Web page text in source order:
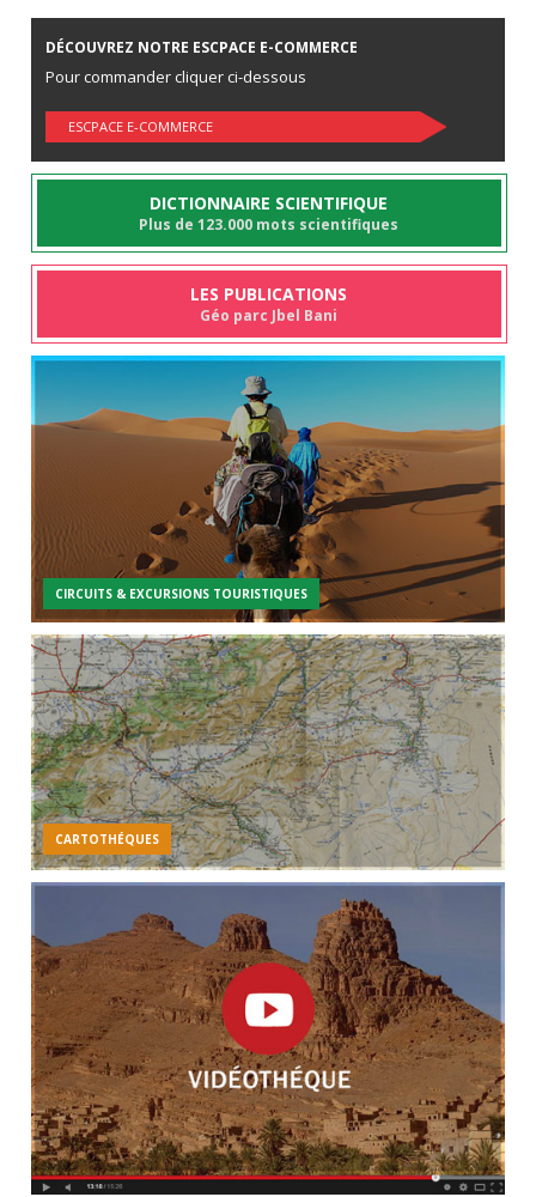
DÉCOUVREZ NOTRE ESCPACE E-COMMERCE
Pour commander cliquer ci-dessous
ESCPACE E-COMMERCE
DICTIONNAIRE SCIENTIFIQUE
Plus de 123.000 mots scientifiques
LES PUBLICATIONS
Géo parc Jbel Bani
CIRCUITS & EXCURSIONS TOURISTIQUES
CARTOTHÉQUES